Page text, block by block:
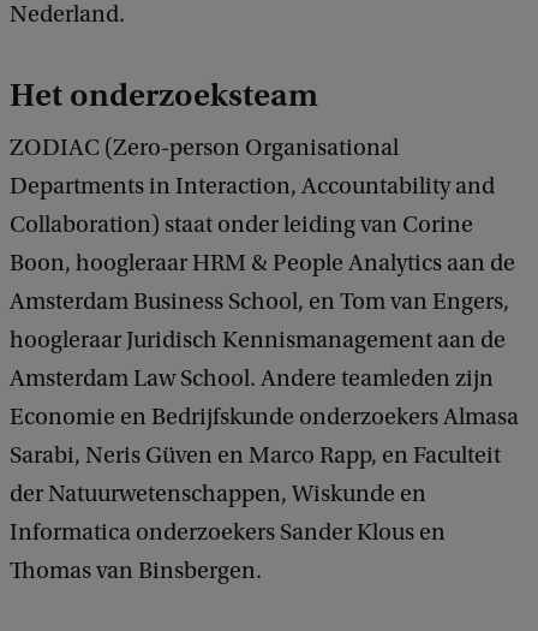
Nederland.
Het onderzoeksteam
ZODIAC (Zero-person Organisational
Departments in Interaction, Accountability and
Collaboration) staat onder leiding van Corine
Boon, hoogleraar HRM & People Analytics aan de
Amsterdam Business School, en Tom van Engers,
hoogleraar Juridisch Kennismanagement aan de
Amsterdam Law School. Andere teamleden zijn
Economie en Bedrijfskunde onderzoekers Almasa
Sarabi, Neris Güven en Marco Rapp, en Faculteit
der Natuurwetenschappen, Wiskunde en
Informatica onderzoekers Sander Klous en
Thomas van Binsbergen.